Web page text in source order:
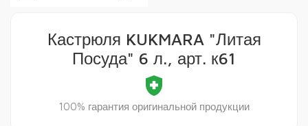
Кастрюля KUKMARA "Литая
Посуда" 6 л., арт. к61
health_and_safety
100% гарантия оригинальной продукции